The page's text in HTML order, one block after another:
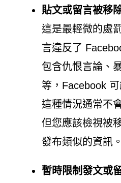
貼文或留言被移
這是最輕微的處
言違反了
包含仇恨言論、
等，Facebook
這種情況通常不
但您應該檢視被
發布類似的資訊。
暫時限制發文或